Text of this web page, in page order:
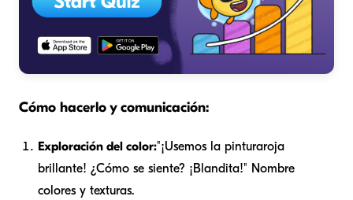
Cómo hacerlo y comunicación:
Exploración del color:"¡Usemos la pinturaroja
brillante! ¿Cómo se siente? ¡Blandita!" Nombre
colores y texturas.